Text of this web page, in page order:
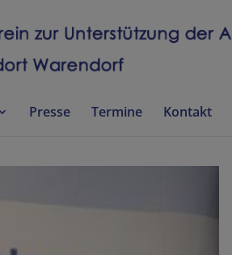
Presse Termine Kontakt